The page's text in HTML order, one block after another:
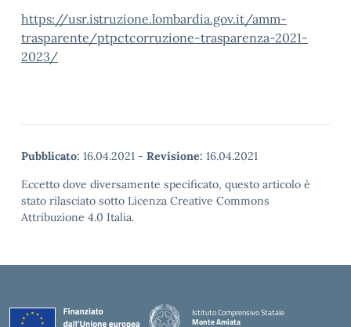
https://usr.istruzione.lombardia.gov.it/amm-
trasparente/ptpctcorruzione-trasparenza-2021-
2023/
Pubblicato: 16.04.2021 - Revisione: 16.04.2021
Eccetto dove diversamente specificato, questo articolo è
stato rilasciato sotto Licenza Creative Commons
Attribuzione 4.0 Italia.
Istituto Comprensivo Statale
Monte Amiata